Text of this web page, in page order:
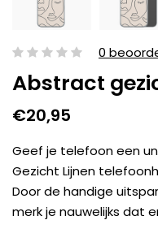
0
Abstract
€20,95
Geef je telefoon een
Gezicht Lijnen
Door de handige
merk je nauwelijks dat